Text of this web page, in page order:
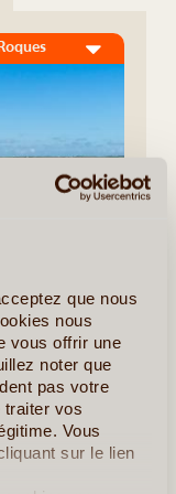
que nous
nous
vous offrir une
noter que
pas votre
traiter vos
Vous
sur le lien
sur terre» dixit
l’une des plus
avec 225.000